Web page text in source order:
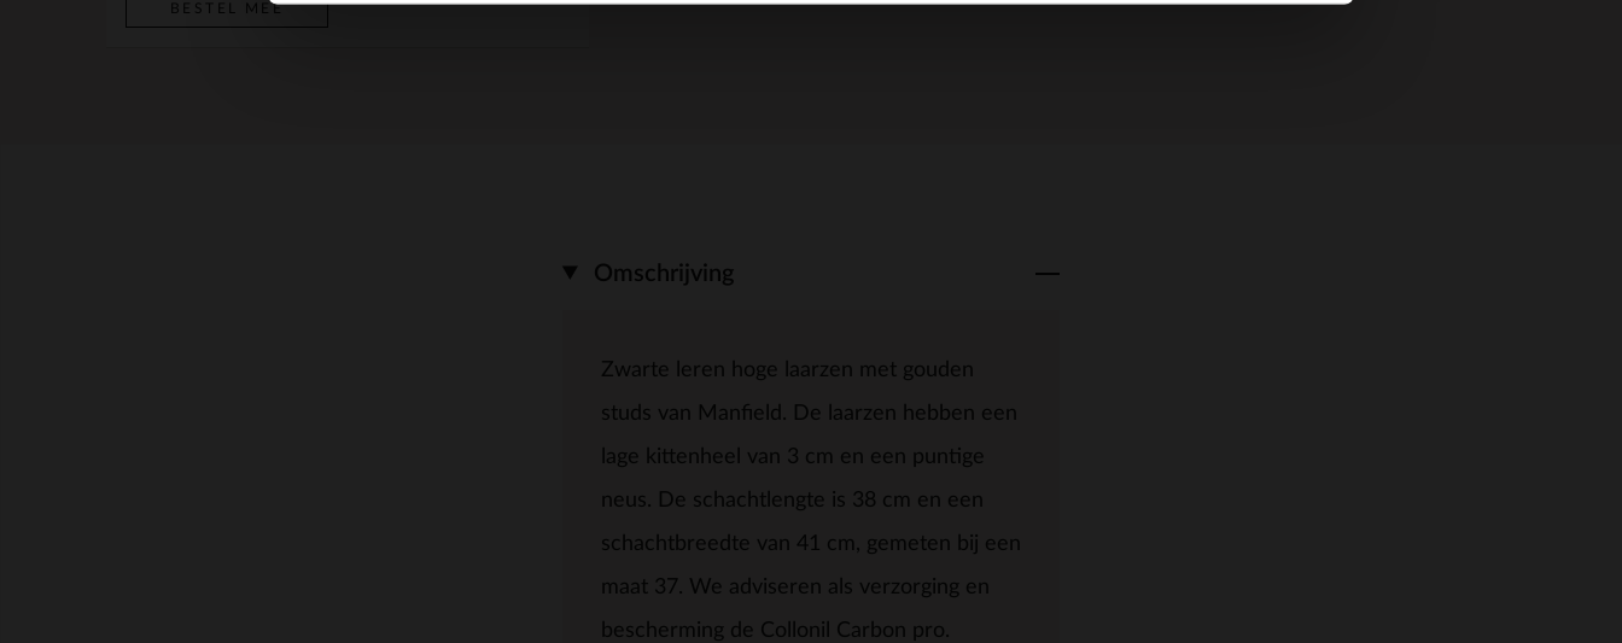
BESTEL MEE
Omschrijving
Zwarte leren hoge laarzen met gouden
studs van Manfield. De laarzen hebben een
lage kittenheel van 3 cm en een puntige
neus. De schachtlengte is 38 cm en een
schachtbreedte van 41 cm, gemeten bij een
maat 37. We adviseren als verzorging en
bescherming de Collonil Carbon pro.